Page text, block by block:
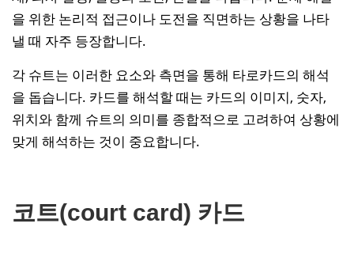
을 위한 논리적 접근이나 도전을 직면하는 상황을 나타
낼 때 자주 등장합니다.
각 슈트는 이러한 요소와 측면을 통해 타로카드의 해석
을 돕습니다. 카드를 해석할 때는 카드의 이미지, 숫자,
위치와 함께 슈트의 의미를 종합적으로 고려하여 상황에
맞게 해석하는 것이 중요합니다.
코트(court card) 카드